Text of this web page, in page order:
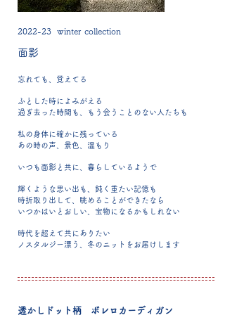
2022-23 winter collection
面影
忘れても、覚えてる
ふとした時によみがえる
過ぎ去った時間も、もう会うことのない人たちも
私の身体に確かに残っている
あの時の声、景色、温もり
いつも面影と共に、暮らしているようで
輝くような思い出も、鈍く重たい記憶も
時折取り出して、眺めることができたなら
いつかはいとおしい、宝物になるかもしれない
時代を超えて共にありたい
ノスタルジー漂う、冬のニットをお届けします
透かしドット柄 ボレロカーディガン